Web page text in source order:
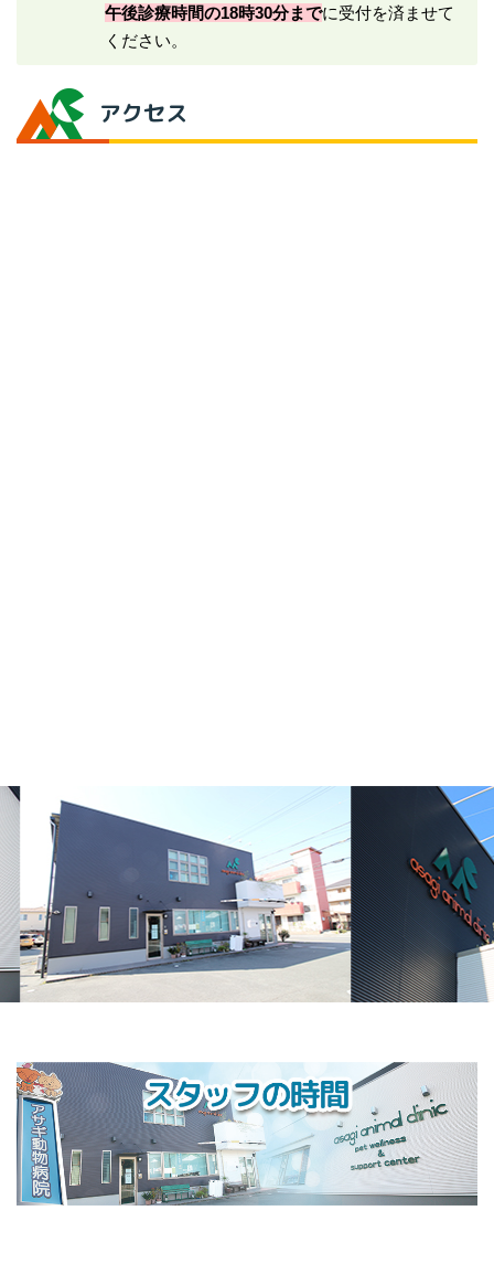
午後診療時間の18時30分までに受付を済ませて
ください。
アクセス